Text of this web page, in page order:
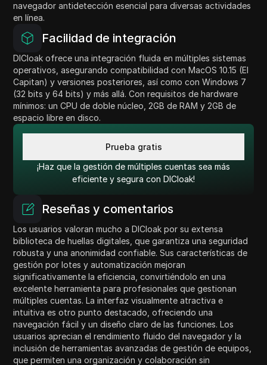
navegador antidetección esencial para diversas actividades
en línea.
Facilidad de integración
DICloak ofrece una integración fluida en múltiples sistemas
operativos, asegurando compatibilidad con MacOS 10.15 (El
Capitan) y versiones posteriores, así como con Windows 7
(32 bits y 64 bits) y más allá. Con requisitos de hardware
mínimos: un CPU de doble núcleo, 2GB de RAM y 2GB de
espacio libre en disco.
Prueba gratis
¡Haz que la gestión de múltiples cuentas sea más
eficiente y segura con DICloak!
Reseñas y comentarios
Los usuarios valoran mucho a DICloak por su extensa
biblioteca de huellas digitales, que garantiza una seguridad
robusta y una anonimidad confiable. Sus características de
gestión por lotes y automatización mejoran
significativamente la eficiencia, convirtiéndolo en una
excelente herramienta para profesionales que gestionan
múltiples cuentas. La interfaz visualmente atractiva e
intuitiva es otro punto destacado, ofreciendo una
navegación fácil y un diseño claro de las funciones. Los
usuarios aprecian el rendimiento fluido del navegador y la
inclusión de herramientas avanzadas de gestión de equipos,
que permiten una organización y colaboración sin